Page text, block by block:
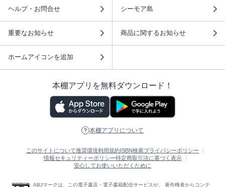
ヘルプ・お問合せ シーモア島
重要なお知らせ 商品に関するお知らせ
ホームアイコンを追加
本棚アプリを無料ダウンロード！
本棚アプリについて
このサイトについて推奨環境利用規約ISBN検索プライバシーポリシー
情報セキュリティーポリシー特定商取引法に基づく表示
安心してお使いいただくために
ABJマークは、この電子書店・電子書籍配信サービスが、 著作権者からコンテ